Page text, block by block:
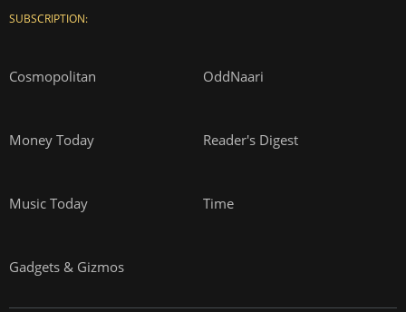
SUBSCRIPTION:
Cosmopolitan OddNaari
Money Today Reader's Digest
Music Today Time
Gadgets & Gizmos